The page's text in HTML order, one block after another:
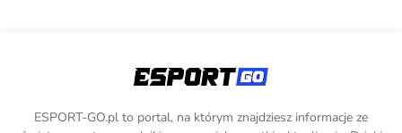
ESPORT-GO.pl to portal, na którym znajdziesz informacje ze